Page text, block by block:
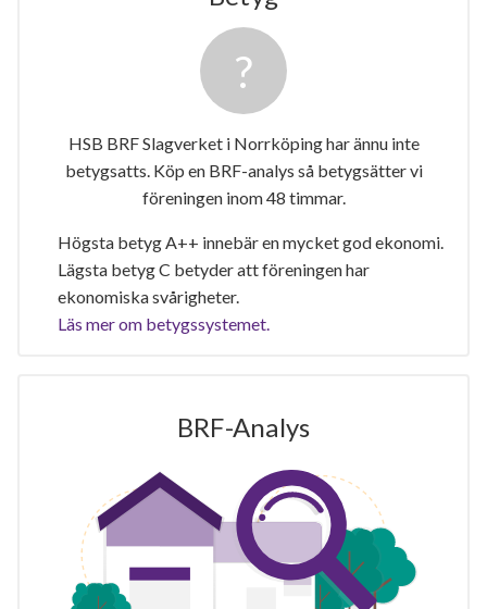
HSB BRF Slagverket i Norrköping har ännu inte
betygsatts. Köp en BRF-analys så betygsätter vi
föreningen inom 48 timmar.
Högsta betyg A++ innebär en mycket god ekonomi.
Lägsta betyg C betyder att föreningen har
ekonomiska svårigheter.
Läs mer om betygssystemet.
BRF-Analys